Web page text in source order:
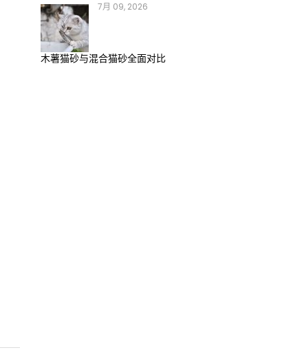
7月 09, 2026
木薯猫砂与混合猫砂全面对比